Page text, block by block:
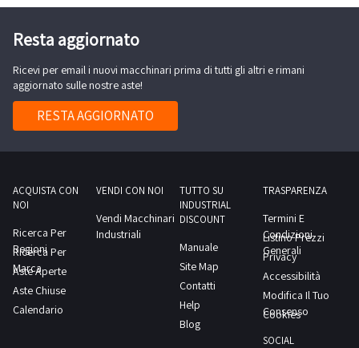
Resta aggiornato
Ricevi per email i nuovi macchinari prima di tutti gli altri e rimani
aggiornato sulle nostre aste!
RESTA AGGIORNATO
ACQUISTA CON
NOI
Ricerca Per
Regioni
Ricerca Per
Marca
Aste Aperte
Aste Chiuse
Calendario
VENDI CON NOI
Vendi Macchinari
Industriali
TUTTO SU
INDUSTRIAL
DISCOUNT
Manuale
Site Map
Contatti
Help
Blog
TRASPARENZA
Termini E
Condizioni
Generali
Listino Prezzi
Privacy
Accessibilità
Modifica Il Tuo
Consenso
Cookies
SOCIAL